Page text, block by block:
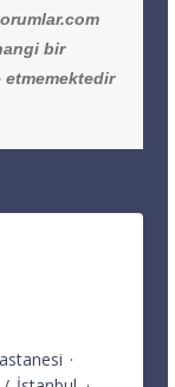
bir
etmemektedir
·